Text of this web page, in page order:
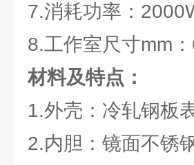
7.消耗功率：
8.工作室尺寸mm
材料及特点：
1.外壳：冷轧钢板
2.内胆：镜面不锈